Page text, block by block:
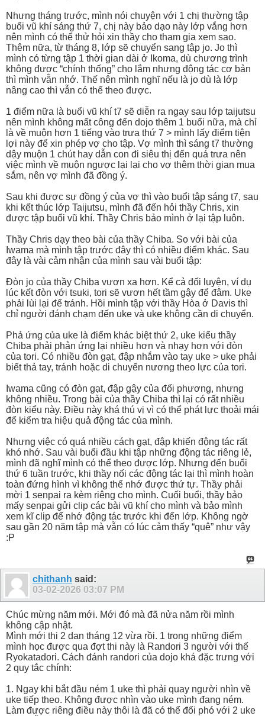
Nhưng tháng trước, mình nói chuyện với 1 chị thường tập
buổi vũ khí sáng thứ 7, chị này bảo dạo này lớp vắng hơn
nên mình có thể thử hỏi xin thầy cho tham gia xem sao.
Thêm nữa, từ tháng 8, lớp sẽ chuyển sang tập jo. Jo thì
mình có từng tập 1 thời gian dài ở Ikoma, dù chương trình
không được “chính thống” cho lắm nhưng động tác cơ bản
thì mình vẫn nhớ. Thế nên mình nghĩ nếu là jo dù là lớp
nâng cao thì vẫn có thể theo được.
1 điểm nữa là buổi vũ khí t7 sẽ diễn ra ngay sau lớp taijutsu
nên mình không mất công đến dojo thêm 1 buổi nữa, mà chỉ
là về muộn hơn 1 tiếng vào trưa thứ 7 > mình lấy điểm tiện
lợi này để xin phép vợ cho tập. Vợ mình thì sáng t7 thường
dậy muộn 1 chút hay dẫn con đi siêu thị đến quá trưa nên
việc mình về muộn ngược lại lại cho vợ thêm thời gian mua
sắm, nên vợ mình đã đồng ý.
Sau khi được sự đồng ý của vợ thì vào buổi tập sáng t7, sau
khi kết thúc lớp Taijutsu, mình đã đến hỏi thầy Chris, xin
được tập buổi vũ khí. Thầy Chris bảo mình ở lại tập luôn.
Thầy Chris dạy theo bài của thầy Chiba. So với bài của
Iwama mà mình tập trước đây thì có nhiều điểm khác. Sau
đây là vài cảm nhận của mình sau vài buổi tập:
Đòn jo của thầy Chiba vươn xa hơn. Kể cả đối luyện, ví dụ
lúc kết đòn với tsuki, tori sẽ vươn hết tầm gậy để đâm. Uke
phải lùi lại để tránh. Hồi mình tập với thầy Hòa ở Davis thì
chỉ người đánh chạm đến uke và uke không cần di chuyển.
Phả ứng của uke là điểm khác biệt thứ 2, uke kiểu thầy
Chiba phải phản ứng lại nhiều hơn và nhạy hơn với đòn
của tori. Có nhiều đòn gạt, đập nhắm vào tay uke > uke phải
biết thả tay, tránh hoặc di chuyển nương theo lực của tori.
Iwama cũng có đòn gạt, đập gậy của đối phương, nhưng
không nhiều. Trong bài của thầy Chiba thì lại có rất nhiều
đòn kiểu này. Điều này khá thú vị vì có thể phát lực thoải mái
để kiểm tra hiệu quả động tác của mình.
Nhưng việc có quá nhiều cách gạt, đập khiến động tác rất
khó nhớ. Sau vài buổi đầu khi tập những động tác riêng lẻ,
mình đã nghĩ mình có thể theo được lớp. Nhưng đến buổi
thứ 6 tuần trước, khi thầy nối các động tác lại thì mình hoàn
toàn đứng hình vì không thể nhớ được thứ tự. Thầy phải
mời 1 senpai ra kèm riêng cho mình. Cuối buổi, thầy bảo
mấy senpai gửi clip các bài vũ khí cho mình và bảo mình
xem kĩ clip để nhớ động tác trước khi đến lớp. Không ngờ
sau gần 20 năm tập mà vẫn có lúc cảm thấy “quê” như vậy
:P
chithanh said:
03-02-2026 03:07 PM
Chúc mừng năm mới. Mới đó mà đã nửa năm rồi mình
không cập nhật.
Mình mới thi 2 dan tháng 12 vừa rồi. 1 trong những điểm
mình học được qua đợt thi này là Randori 3 người với thế
Ryokatadori. Cách đánh randori của dojo khá đặc trưng với
2 quy tắc chính:
1. Ngay khi bắt đầu ném 1 uke thì phải quay người nhìn về
uke tiếp theo. Không được nhìn vào uke mình đang ném.
Làm được riêng điều này thôi là đã có thể đối phó với 2 uke